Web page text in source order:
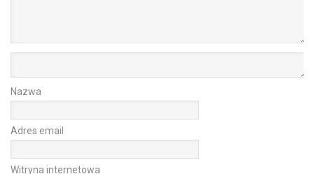
Nazwa
Adres email
Witryna internetowa